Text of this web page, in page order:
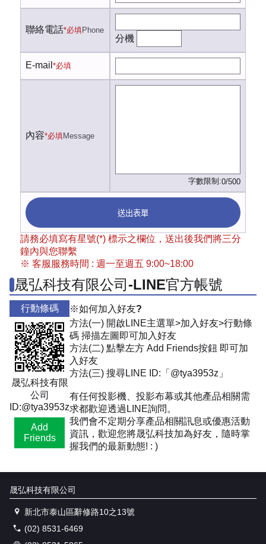
聯絡電話*必填Phone
分機
E-mail *必填
內容*必填Message
字數限制:0/500
送出表單
請務必填寫有星號(*) 標示之欄位，送出後我們將三分
鐘內與您聯繫
※ 客服服務時間 : 週一至週五 9:00~18:00
晟弘科技有限公司-LINE官方帳號
行動條碼
晟弘科技有限
公司
ID:@tya3953z
Add
Friends
※如何加入好友?
方法(一) 開啟LINE主選單>加入好友>行動條
碼 掃描左圖即可加入好友
方法(二) 點擊左方 Add Friends按鈕 即可加
入好友
方法(三) 搜尋LINE ID:「@tya3953z」
有任何投影機、投影布幕或其他產品相關需
求都歡迎透過LINE詢問。
我們會不定期分享產品相關訊息或優惠活動
資訊，歡迎您將晟弘科技加為好友，隨時掌
握我們的最新動態! : )
晟弘科技有限公司
新北市泰山區辭修路10之13號
(02) 8531-6469